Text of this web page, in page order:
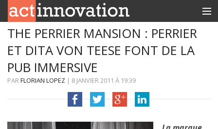
RUBRIQUES
INNOBOX
CONTACT
THE PERRIER MANSION : PERRIER
ET DITA VON TEESE FONT DE LA
PUB IMMERSIVE
PARFLORIAN LOPEZ | 8 JANVIER 2011 À 19:39